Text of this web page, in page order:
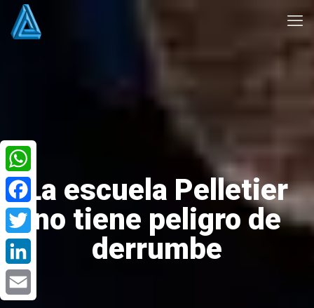
La escuela Pelletier
no tiene peligro de
derrumbe
WhatsApp
Facebook
Twitter
LinkedIn